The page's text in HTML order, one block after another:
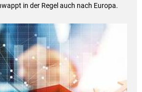
in der Regel auch nach Europa.